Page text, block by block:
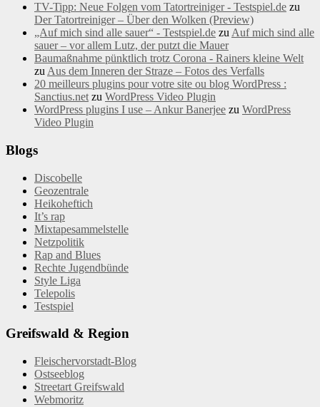
TV-Tipp: Neue Folgen vom Tatortreiniger - Testspiel.de zu
Der Tatortreiniger – Über den Wolken (Preview)
„Auf mich sind alle sauer“ - Testspiel.de zu Auf mich sind alle
sauer – vor allem Lutz, der putzt die Mauer
Baumaßnahme pünktlich trotz Corona - Rainers kleine Welt
zu Aus dem Inneren der Straze – Fotos des Verfalls
20 meilleurs plugins pour votre site ou blog WordPress :
Sanctius.net zu WordPress Video Plugin
WordPress plugins I use – Ankur Banerjee zu WordPress
Video Plugin
Blogs
Discobelle
Geozentrale
Heikoheftich
It’s rap
Mixtapesammelstelle
Netzpolitik
Rap and Blues
Rechte Jugendbünde
Style Liga
Telepolis
Testspiel
Greifswald & Region
Fleischervorstadt-Blog
Ostseeblog
Streetart Greifswald
Webmoritz